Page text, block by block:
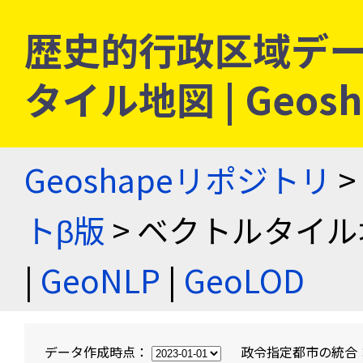
歴史的行政区域デ
タイル地図 |
Geoshapeリポジトリ >
トβ版 > ベクトルタイ
| GeoNLP | GeoLOD
データ作成時点： 政令指定都市の統